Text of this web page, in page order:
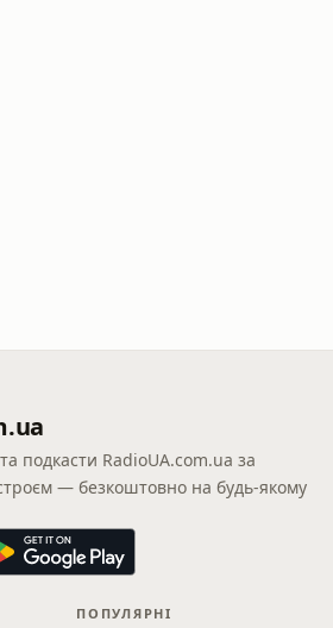
подкасти RadioUA.com.ua за
— безкоштовно на будь-якому
ПОПУЛЯРНІ